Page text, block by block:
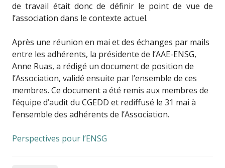
de travail était donc de définir le point de vue de
l’association dans le contexte actuel.
Après une réunion en mai et des échanges par mails
entre les adhérents, la présidente de l’AAE-ENSG,
Anne Ruas, a rédigé un document de position de
l’Association, validé ensuite par l’ensemble de ces
membres. Ce document a été remis aux membres de
l’équipe d’audit du CGEDD et rediffusé le 31 mai à
l’ensemble des adhérents de l’Association.
Perspectives pour l’ENSG